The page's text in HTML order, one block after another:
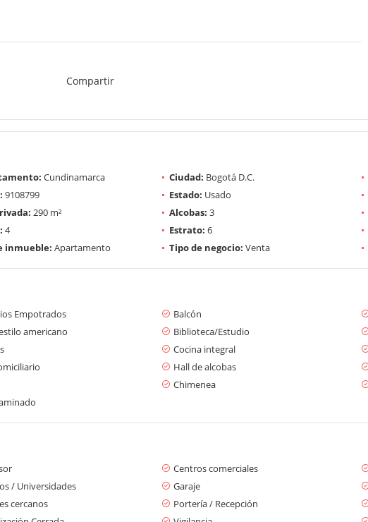
Compartir
Cundinamarca Ciudad: Bogotá D.C.
9108799 Estado: Usado
290 m² Alcobas: 3
4 Estrato: 6
inmueble: Apartamento Tipo de negocio: Venta
Empotrados Balcón
americano Biblioteca/Estudio
Cocina integral
Hall de alcobas
Chimenea
Centros comerciales
/ Universidades Garaje
cercanos Portería / Recepción